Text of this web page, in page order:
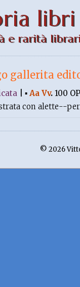
libri
e rarità
gallerita
▪ Aa Vv. 100
con alette--
© 2026